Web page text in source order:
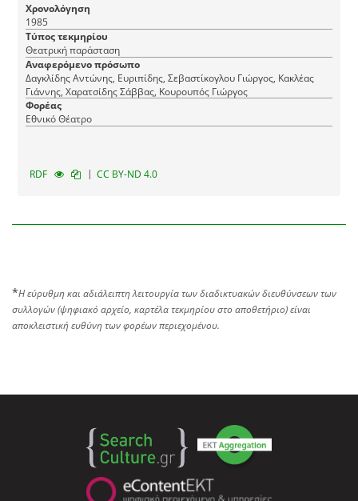
Χρονολόγηση
1985
Τύπος τεκμηρίου
Θεατρική παράσταση
Αναφερόμενο πρόσωπο
Δαγκλίδης Αντώνης, Ευριπίδης, Σεβαστίκογλου Γιώργος, Κακλέας
Γιάννης, Χαρατσίδης Σάββας, Κουρουπός Γιώργος
Φορέας
Εθνικό Θέατρο
RDF | CC BY-ND 4.0
*Η εύρυθμη και αδιάλειπτη λειτουργία των διαδικτυακών διευθύνσεων των
συλλογών (ψηφιακό αρχείο, καρτέλα τεκμηρίου στο αποθετήριο) είναι
αποκλειστική ευθύνη των φορέων περιεχομένου.